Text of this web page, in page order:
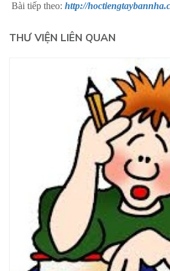
Bài tiếp theo: http://
THƯ VIỆN LIÊN QUAN